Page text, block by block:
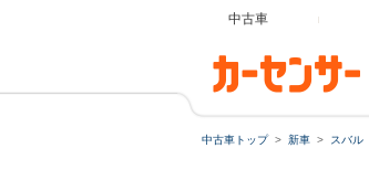
中古車
中古車トップ 新車 スバル